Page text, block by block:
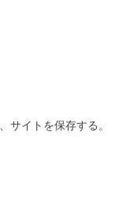
サイトを保存する。